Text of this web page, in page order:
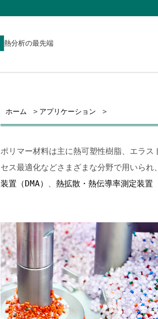
熱分析の最先端
ホーム アプリケーション
ポリマー材料は主に熱可塑性樹脂、エラ
セス最適化などさまざまな分野で用いられ、
装置（DMA）
、 熱拡散・熱伝導率測定装置